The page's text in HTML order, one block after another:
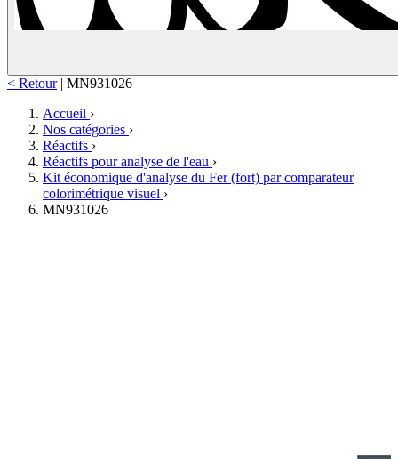
< Retour | MN931026
Accueil ›
Nos catégories ›
Réactifs ›
Réactifs pour analyse de l'eau ›
Kit économique d'analyse du Fer (fort) par comparateur
colorimétrique visuel ›
MN931026